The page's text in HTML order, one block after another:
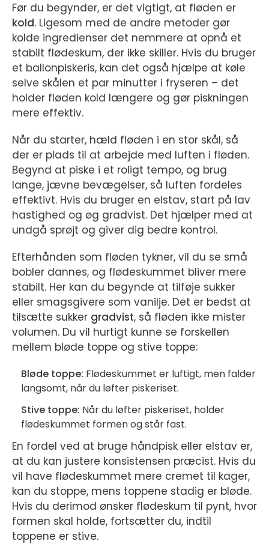
Før du begynder, er det vigtigt, at fløden er
kold. Ligesom med de andre metoder gør
kolde ingredienser det nemmere at opnå et
stabilt flødeskum, der ikke skiller. Hvis du bruger
et ballonpiskeris, kan det også hjælpe at køle
selve skålen et par minutter i fryseren – det
holder fløden kold længere og gør piskningen
mere effektiv.
Når du starter, hæld fløden i en stor skål, så
der er plads til at arbejde med luften i fløden.
Begynd at piske i et roligt tempo, og brug
lange, jævne bevægelser, så luften fordeles
effektivt. Hvis du bruger en elstav, start på lav
hastighed og øg gradvist. Det hjælper med at
undgå sprøjt og giver dig bedre kontrol.
Efterhånden som fløden tykner, vil du se små
bobler dannes, og flødeskummet bliver mere
stabilt. Her kan du begynde at tilføje sukker
eller smagsgivere som vanilje. Det er bedst at
tilsætte sukker gradvist, så fløden ikke mister
volumen. Du vil hurtigt kunne se forskellen
mellem bløde toppe og stive toppe:
Bløde toppe: Flødeskummet er luftigt, men falder
langsomt, når du løfter piskeriset.
Stive toppe: Når du løfter piskeriset, holder
flødeskummet formen og står fast.
En fordel ved at bruge håndpisk eller elstav er,
at du kan justere konsistensen præcist. Hvis du
vil have flødeskummet mere cremet til kager,
kan du stoppe, mens toppene stadig er bløde.
Hvis du derimod ønsker flødeskum til pynt, hvor
formen skal holde, fortsætter du, indtil
toppene er stive.